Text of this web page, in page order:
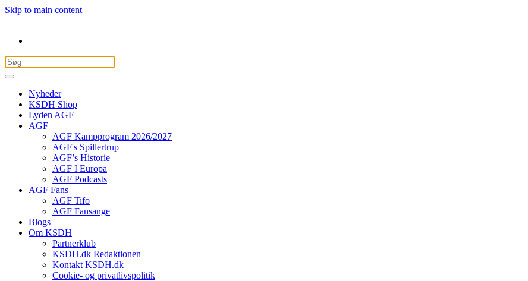
Skip to main content
Nyheder
KSDH Shop
Lyden AGF
AGF
AGF Kampprogram 2026/2027
AGF's Spillertrup
AGF’s Historie
AGF I Europa
AGF Podcasts
AGF Fans
AGF Tifo
AGF Fansange
Blogs
Om KSDH
Partnerklub
KSDH.dk Redaktionen
Kontakt KSDH.dk
Cookie- og privatlivspolitik